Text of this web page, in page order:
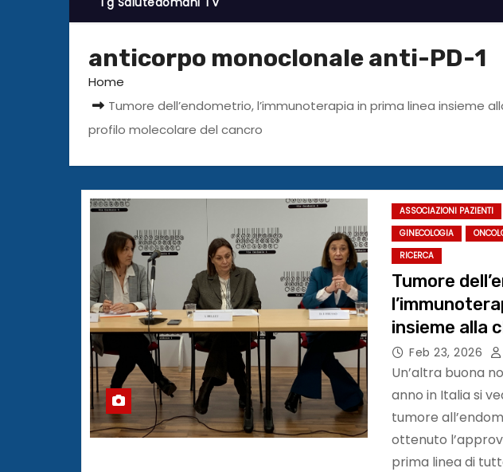
anticorpo monoclonale anti-PD-1
Home
Tumore dell’endometrio, l’immunoterapia in prima linea
profilo molecolare del cancro
ASSOCIAZIONI PAZIENTI
GINECOLOGIA
RICERCA
Tumore
insieme alla
pazienti.
molecolare
Feb 23, 2026
Un’altra buona
anno in Italia si
tumore
ottenuto
prima linea di